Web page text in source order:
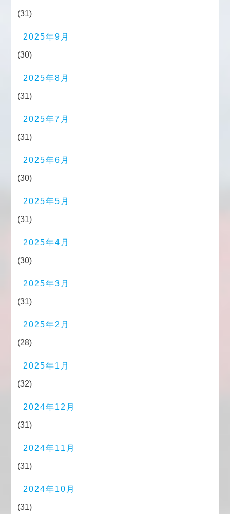
(31)
2025年9月
(30)
2025年8月
(31)
2025年7月
(31)
2025年6月
(30)
2025年5月
(31)
2025年4月
(30)
2025年3月
(31)
2025年2月
(28)
2025年1月
(32)
2024年12月
(31)
2024年11月
(31)
2024年10月
(31)